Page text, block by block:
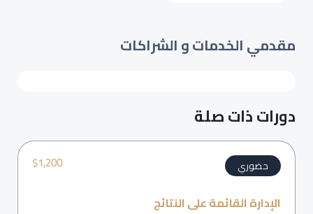
مقدمي الخدمات و الشراكات
دورات ذات صلة
$1,200 حضوري
الإدارة القائمة على النتائج